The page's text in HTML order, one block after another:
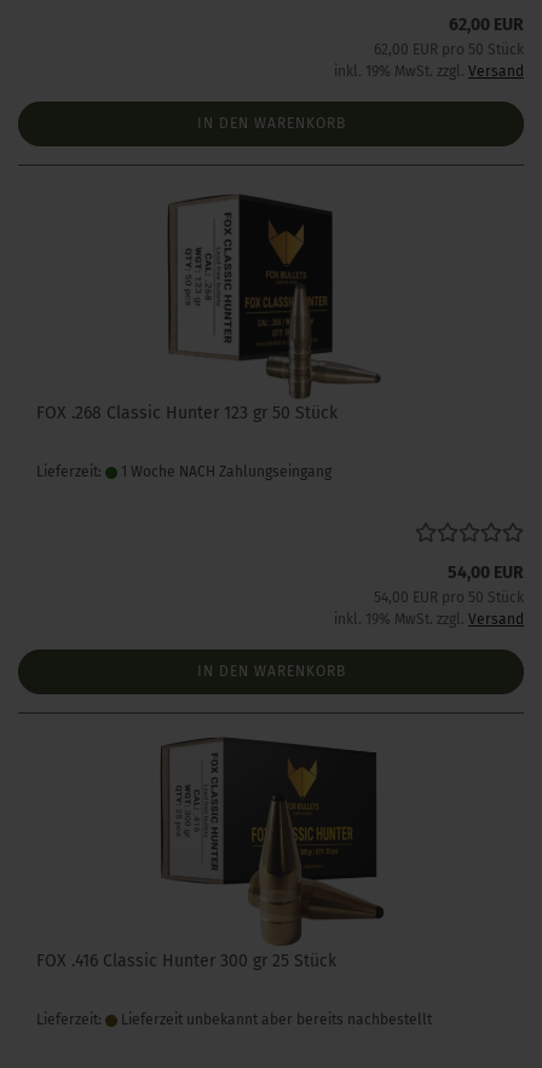
62,00 EUR
62,00 EUR pro 50 Stück
inkl. 19% MwSt. zzgl. Versand
IN DEN WARENKORB
FOX .268 Classic Hunter 123 gr 50 Stück
Lieferzeit: 1 Woche NACH Zahlungseingang
54,00 EUR
54,00 EUR pro 50 Stück
inkl. 19% MwSt. zzgl. Versand
IN DEN WARENKORB
FOX .416 Classic Hunter 300 gr 25 Stück
Lieferzeit: Lieferzeit unbekannt aber bereits nachbestellt